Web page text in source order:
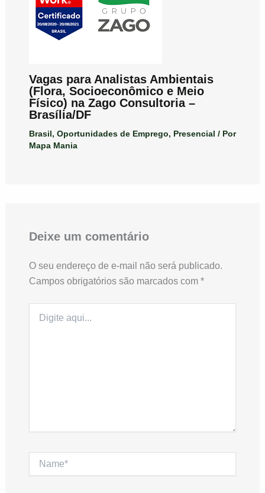
Vagas para Analistas Ambientais
(Flora, Socioeconômico e Meio
Físico) na Zago Consultoria –
Brasília/DF
Brasil, Oportunidades de Emprego, Presencial / Por
Mapa Mania
Deixe um comentário
O seu endereço de e-mail não será publicado.
Campos obrigatórios são marcados com *
aqui...
Name*